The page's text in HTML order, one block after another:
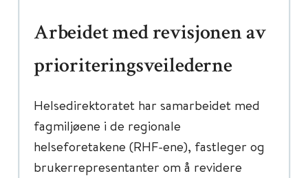
Arbeidet med revisjonen av
prioriteringsveilederne
Helsedirektoratet har samarbeidet med
fagmiljøene i de regionale
helseforetakene (RHF-ene), fastleger og
brukerrepresentanter om å revidere